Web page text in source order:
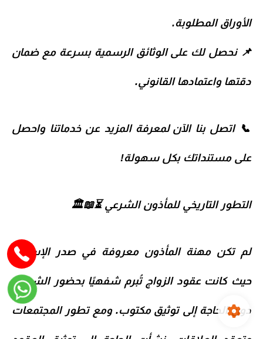
الأوراق المطلوبة.
📌 نحصل لك على الوثائق الرسمية بسرعة مع ضمان
دقتها واعتمادها القانوني.
📞اتصل بنا الآن لمعرفة المزيد عن خدماتنا واحصل
على مستنداتك بكل سهولة!
التطور التاريخي للمأذون الشرعي ⏳📖🏛️
لم تكن مهنة المأذون معروفة في صدر الإسلام،
حيث كانت عقود الزواج تُبرم شفهيًا بحضور الشهود
دون الحاجة إلى توثيق مكتوب. ومع تطور المجتمعات